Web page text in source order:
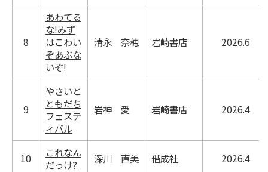
8
あわてる
な!みず
はこわい
ぞあぶな
いぞ!
清永 奈穂 岩崎書店 2026.6
9
やさいと
ともだち
フェステ
ィバル
岩神 愛 岩崎書店 2026.4
10
これなん
だっけ?
深川 直美 偕成社 2026.4